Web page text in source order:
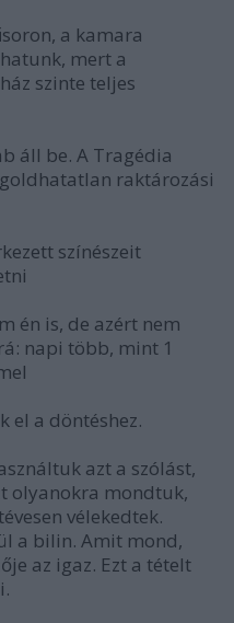
a kamara
mert a
szinte teljes
áll be. A Tragédia
raktározási
színészeit
én is, de azért nem
napi több, mint 1
el a döntéshez.
azt a szólást,
olyanokra mondtuk,
vélekedtek.
a bilin. Amit mond,
az igaz. Ezt a tételt